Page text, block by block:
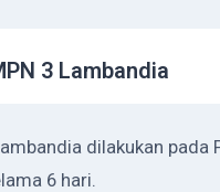
3 Lambandia
dilakukan pada
6 hari.